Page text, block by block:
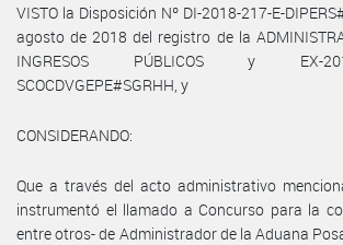
VISTO la Disposición Nº DI-2018-217-E-
agosto de 2018 del registro de la
INGRESOS PÚBLICOS y EX-2018-
SCOCDVGEPE#SGRHH, y
CONSIDERANDO:
Que a través del acto administrativo
instrumentó el llamado a Concurso para la
entre otros- de Administrador de la Aduana